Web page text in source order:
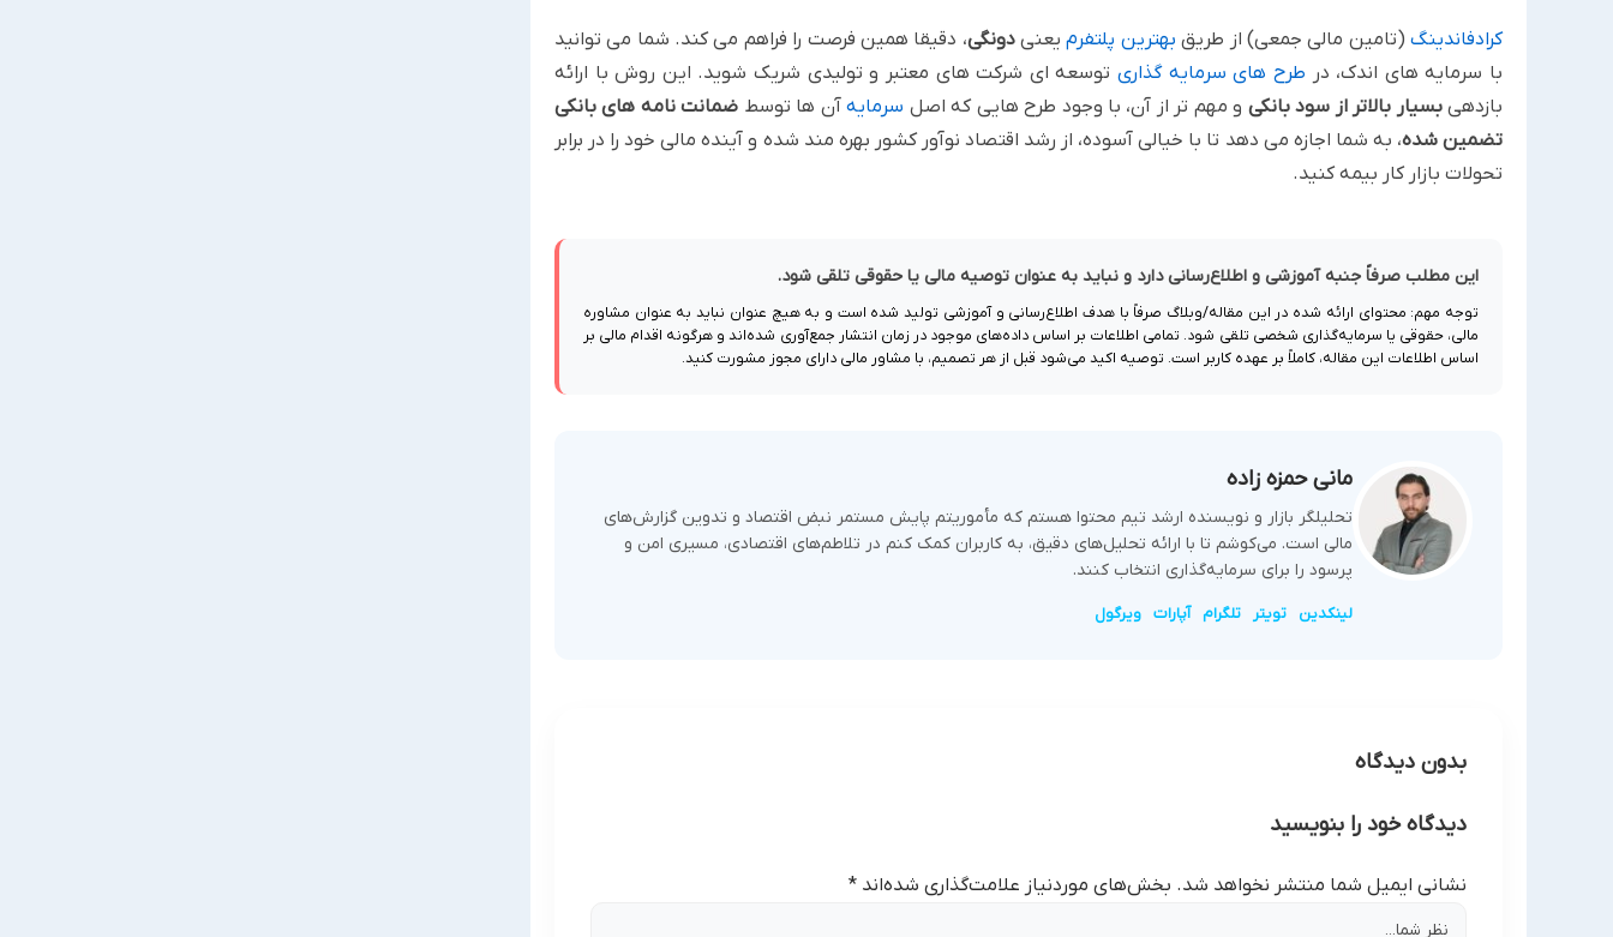
کرادفاندینگ(تامین مالی جمعی) از طریق بهترین پلتفرمیعنیدونگی، دقیقا همین فرصت را فراهم می کند. شما می توانید
با سرمایه های اندک، در طرح های سرمایه گذاریتوسعه ای شرکت های معتبر و تولیدی شریک شوید. این روش با ارائه
بازدهیبسیار بالاتر از سود بانکی و مهم تر از آن، با وجود طرح هایی که اصل سرمایهآن ها توسط ضمانت نامه های بانکی
تضمین شده، به شما اجازه می دهد تا با خیالی آسوده، از رشد اقتصاد نوآور کشور بهره مند شده و آینده مالی خود را در برابر
تحولات بازار کار بیمه کنید.
این مطلب صرفاً جنبه آموزشی و اطلاع‌رسانی دارد و نباید به عنوان توصیه مالی یا حقوقی تلقی شود.
توجه مهم: محتوای ارائه شده در این مقاله/وبلاگ صرفاً با هدف اطلاع‌رسانی و آموزشی تولید شده است و به هیچ عنوان نباید به عنوان مشاوره
مالی، حقوقی یا سرمایه‌گذاری شخصی تلقی شود. تمامی اطلاعات بر اساس داده‌های موجود در زمان انتشار جمع‌آوری شده‌اند و هرگونه اقدام مالی بر
اساس اطلاعات این مقاله، کاملاً بر عهده کاربر است. توصیه اکید می‌شود قبل از هر تصمیم، با مشاور مالی دارای مجوز مشورت کنید.
مانی حمزه زاده
تحلیلگر بازار و نویسنده ارشد تیم محتوا هستم که مأموریتم پایش مستمر نبض اقتصاد و تدوین گزارش‌های
مالی است. می‌کوشم تا با ارائه تحلیل‌های دقیق، به کاربران کمک کنم در تلاطم‌های اقتصادی، مسیری امن و
پرسود را برای سرمایه‌گذاری انتخاب کنند.
لینکدین تویتر تلگرام آپارات ویرگول
بدون دیدگاه
دیدگاه خود را بنویسید
نشانی ایمیل شما منتشر نخواهد شد. بخش‌های موردنیاز علامت‌گذاری شده‌اند *